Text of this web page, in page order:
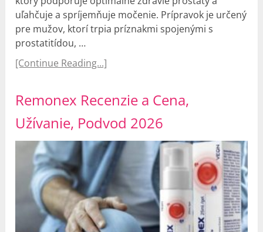
uľahčuje a spríjemňuje močenie. Prípravok je určený
pre mužov, ktorí trpia príznakmi spojenými s
prostatitídou, …
[Continue Reading...]
Remonex Recenzie a Cena,
Užívanie, Podvod 2026